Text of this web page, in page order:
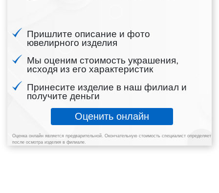
Пришлите описание и фото
ювелирного изделия
Мы оценим стоимость украшения,
исходя из его характеристик
Принесите изделие в наш филиал и
получите деньги
Оценить онлайн
Оценка онлайн является предварительной. Окончательную стоимость специалист определяет
после осмотра изделия в филиале.